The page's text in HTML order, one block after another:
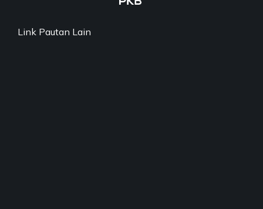
Link Pautan Lain